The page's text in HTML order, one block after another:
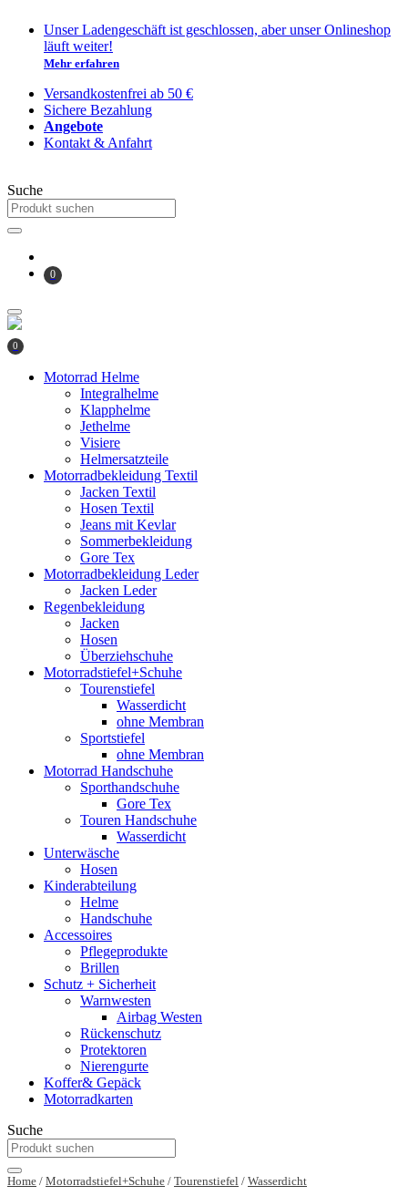
Inhalt
springen
Unser Ladengeschäft ist geschlossen, aber unser Onlineshop
läuft weiter!
Mehr erfahren
Versandkostenfrei ab 50 €
Sichere Bezahlung
Angebote
Kontakt & Anfahrt
Suche
0
0
Motorrad Helme
Integralhelme
Klapphelme
Jethelme
Visiere
Helmersatzteile
Motorradbekleidung Textil
Jacken Textil
Hosen Textil
Jeans mit Kevlar
Sommerbekleidung
Gore Tex
Motorradbekleidung Leder
Jacken Leder
Regenbekleidung
Jacken
Hosen
Überziehschuhe
Motorradstiefel+Schuhe
Tourenstiefel
Wasserdicht
ohne Membran
Sportstiefel
ohne Membran
Motorrad Handschuhe
Sporthandschuhe
Gore Tex
Touren Handschuhe
Wasserdicht
Unterwäsche
Hosen
Kinderabteilung
Helme
Handschuhe
Accessoires
Pflegeprodukte
Brillen
Schutz + Sicherheit
Warnwesten
Airbag Westen
Rückenschutz
Protektoren
Nierengurte
Koffer& Gepäck
Motorradkarten
Suche
Home / Motorradstiefel+Schuhe / Tourenstiefel / Wasserdicht